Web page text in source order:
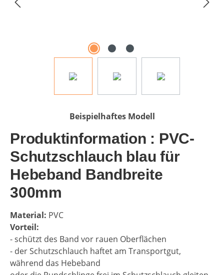
Beispielhaftes Modell
Produktinformation : PVC-
Schutzschlauch blau für
Hebeband Bandbreite
300mm
Material: PVC
Vorteil:
- schützt des Band vor rauen Oberflächen
- der Schutzschlauch haftet am Transportgut,
während das Hebeband